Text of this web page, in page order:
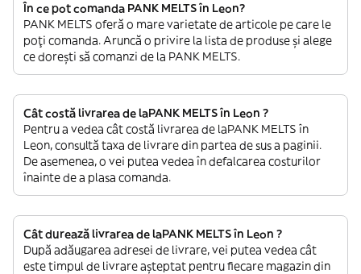
În ce pot comanda PANK MELTS în Leon?
PANK MELTS oferă o mare varietate de articole pe care le
poți comanda. Aruncă o privire la lista de produse și alege
ce dorești să comanzi de la PANK MELTS.
Cât costă livrarea de laPANK MELTS în Leon ?
Pentru a vedea cât costă livrarea de laPANK MELTS în
Leon, consultă taxa de livrare din partea de sus a paginii.
De asemenea, o vei putea vedea în defalcarea costurilor
înainte de a plasa comanda.
Cât durează livrarea de laPANK MELTS în Leon ?
După adăugarea adresei de livrare, vei putea vedea cât
este timpul de livrare așteptat pentru fiecare magazin din